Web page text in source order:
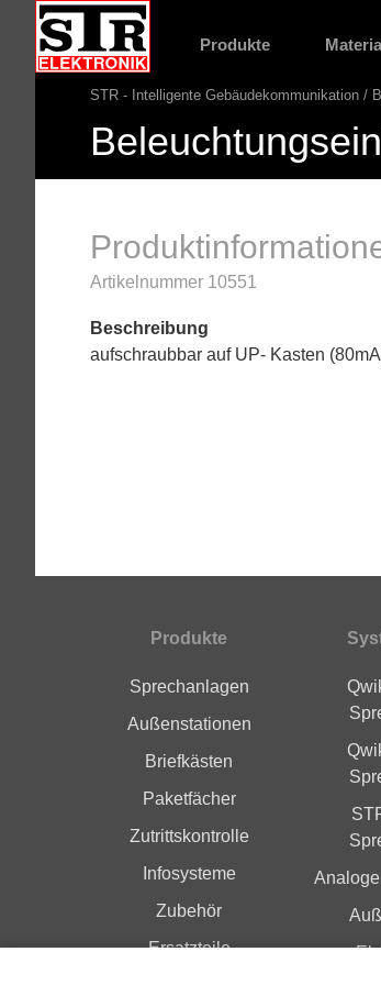
direkt
Website
Hauptnavigation
Produkte
STR - Intelligente Gebäudekommunikation
Artikelnummer 10551
Beschreibung
aufschraubbar auf UP- Kasten
Produkte
Sprechanlagen
Außenstationen
Briefkästen
Paketfächer
Zutrittskontrolle
Infosysteme
Zubehör
Ersatzteile